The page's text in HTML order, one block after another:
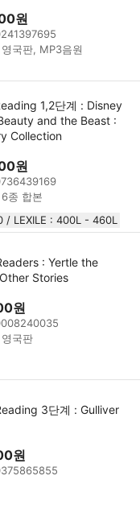
원
국판, MP3음원
1,2단계 : Disney
and the Beast :
Collection
원
종 합본
/ LEXILE : 400L - 460L
: Yertle the
Stories
원
국판
3단계 : Gulliver
원